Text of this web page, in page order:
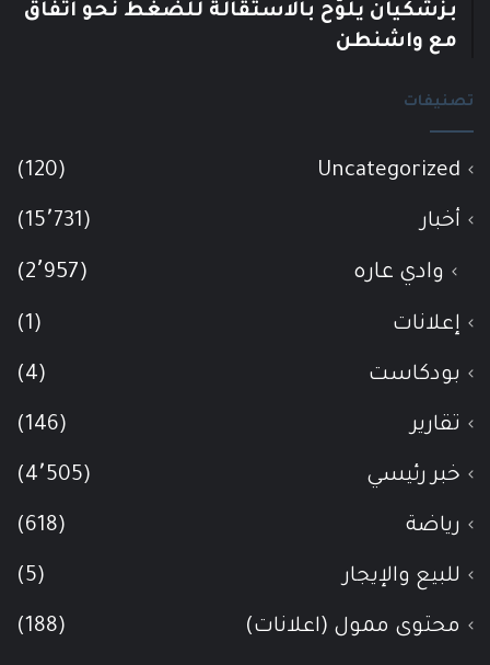
بزشكيان يلوّح بالاستقالة للضغط نحو اتفاق
مع واشنطن
تصنيفات
Uncategorized
(120)
أخبار (15٬731)
وادي عاره (2٬957)
إعلانات (1)
بودكاست (4)
تقارير (146)
خبر رئيسي (4٬505)
رياضة (618)
للبيع والإيجار (5)
محتوى ممول (اعلانات) (188)